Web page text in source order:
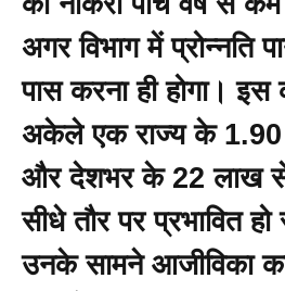
अगर विभाग में प्रोन्नति
पास करना ही होगा।
अकेले एक राज्य के
और देशभर के 22 लाख से
सीधे तौर पर प्रभावित
उनके सामने आजीविका